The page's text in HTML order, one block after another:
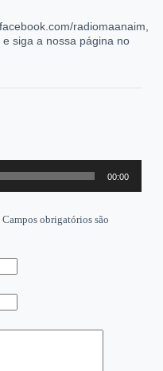
radiomaanaim,
siga a nossa página no
00:00
Campos obrigatórios são